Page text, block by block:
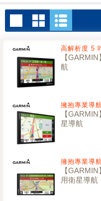
高解析度 5
【
航
擁抱專業導
【
星導航
擁抱專業導
【
用衛星導航